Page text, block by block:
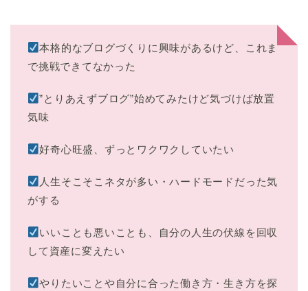
本格的なブログづくりに興味があるけど、これま
で挑戦できてなかった
”とりあえずブログ”始めてみたけど気づけば放置
気味
好奇心旺盛、ずっとワクワクしていたい
人生そこそこネタが多い・ハードモードだった気
がする
いいことも悪いことも、自分の人生の伏線を回収
して資産に変えたい
やりたいことや自分に合った働き方・生き方を探